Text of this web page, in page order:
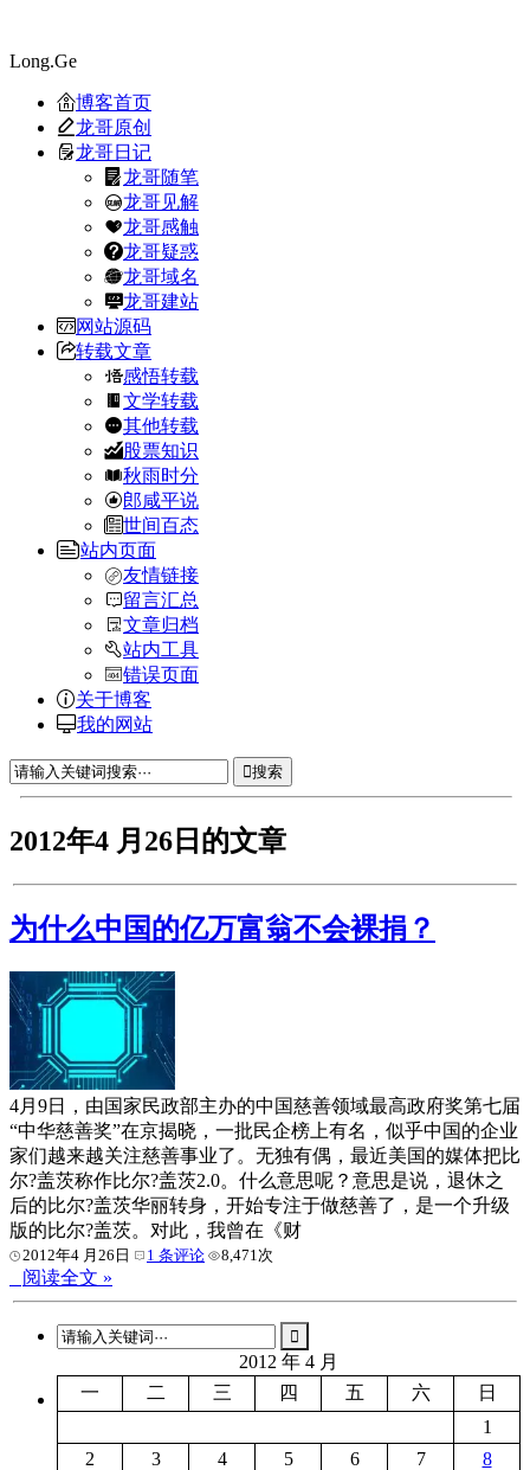
Long.Ge
博客首页
龙哥原创
龙哥日记
龙哥随笔
龙哥见解
龙哥感触
龙哥疑惑
龙哥域名
龙哥建站
网站源码
转载文章
感悟转载
文学转载
其他转载
股票知识
秋雨时分
郎咸平说
世间百态
站内页面
友情链接
留言汇总
文章归档
站内工具
错误页面
关于博客
我的网站
搜索
2012年4 月26日的文章
为什么中国的亿万富翁不会裸捐？
4月9日，由国家民政部主办的中国慈善领域最高政府奖第七届
“中华慈善奖”在京揭晓，一批民企榜上有名，似乎中国的企业
家们越来越关注慈善事业了。无独有偶，最近美国的媒体把比
尔?盖茨称作比尔?盖茨2.0。什么意思呢？意思是说，退休之
后的比尔?盖茨华丽转身，开始专注于做慈善了，是一个升级
版的比尔?盖茨。对此，我曾在《财
2012年4 月26日 1 条评论 8,471次
阅读全文 »
2012 年 4 月
一
二 三 四 五 六
日
1
2
3 4 5 6 7
8